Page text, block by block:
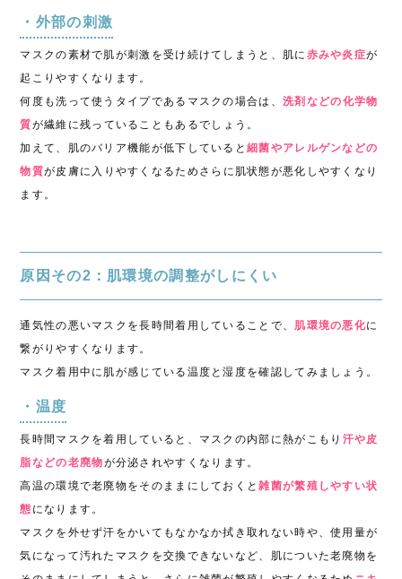
・外部の刺激
マスクの素材で肌が刺激を受け続けてしまうと、肌に 赤みや炎症が
起こりやすくなります。
何度も洗って使うタイプであるマスクの場合は、 洗剤などの化学物
質が繊維に残っていることもあるでしょう。
加えて、肌のバリア機能が低下していると細菌やアレルゲンなどの
物質が皮膚に入りやすくなるためさらに肌状態が悪化しやすくなり
ます。
原因その2：肌環境の調整がしにくい
通気性の悪いマスクを長時間着用していることで、 肌環境の悪化に
繋がりやすくなります。
マスク着用中に肌が感じている温度と湿度を確認してみましょう。
・温度
長時間マスクを着用していると、マスクの内部に熱がこもり 汗や皮
脂などの老廃物が分泌されやすくなります。
高温の環境で老廃物をそのままにしておくと雑菌が繁殖しやすい状
態 になります。
マスクを外せず汗をかいてもなかなか拭き取れない時や、使用量が
気になって汚れたマスクを交換できないなど、肌についた老廃物を